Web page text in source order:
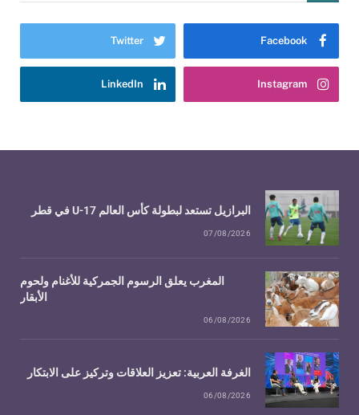
Facebook
Twitter
Instagram
LinkedIn
البرازيل تستعد لبطولة كأس العالم U-17 في قطر
07/08/2026
المغرب يعلق الرسوم الجمركية للأغنام ولحوم
الأبقار
06/08/2026
الغرفة العربية: تعزيز العلاقات وتركيز على الابتكار
06/08/2026